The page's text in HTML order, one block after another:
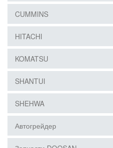
CUMMINS
HITACHI
KOMATSU
SHANTUI
SHEHWA
Автогрейдер